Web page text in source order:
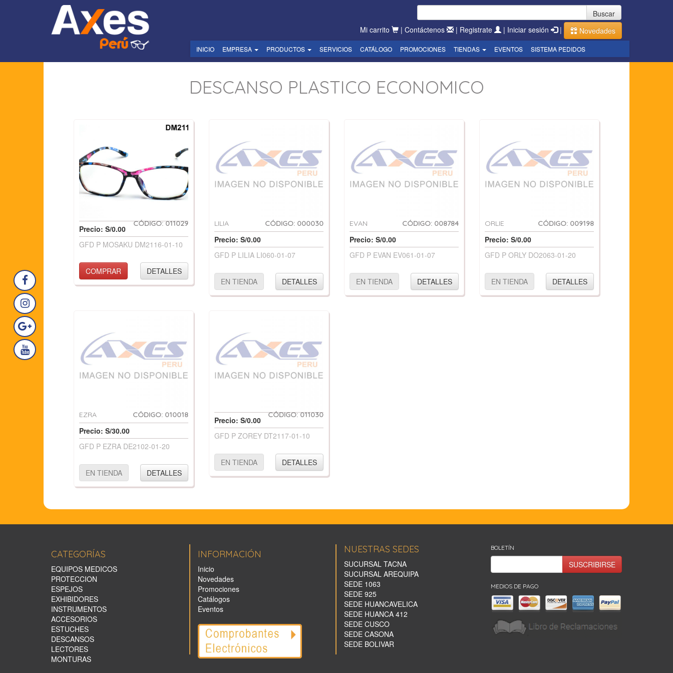
Buscar
Mi carrito
| Contáctenos | Registrate | Iniciar sesión | Novedades
INICIO EMPRESA PRODUCTOS SERVICIOS CATÁLOGO PROMOCIONES TIENDAS EVENTOS SISTEMA PEDIDOS
DESCANSO PLASTICO ECONOMICO
CÓDIGO: 011029
Precio: S/0.00
GFD P MOSAKU DM2116-01-10
COMPRAR DETALLES
LILIA CÓDIGO: 000030
Precio: S/0.00
GFD P LILIA LI060-01-07
EN TIENDA DETALLES
EVAN CÓDIGO: 008784
Precio: S/0.00
GFD P EVAN EV061-01-07
EN TIENDA DETALLES
ORLIE CÓDIGO: 009198
Precio: S/0.00
GFD P ORLY DO2063-01-20
EN TIENDA DETALLES
EZRA CÓDIGO: 010018
Precio: S/30.00
GFD P EZRA DE2102-01-20
EN TIENDA DETALLES
CÓDIGO: 011030
Precio: S/0.00
GFD P ZOREY DT2117-01-10
EN TIENDA DETALLES
CATEGORÍAS
EQUIPOS MEDICOS
PROTECCION
ESPEJOS
EXHIBIDORES
INSTRUMENTOS
ACCESORIOS
ESTUCHES
DESCANSOS
LECTORES
MONTURAS
INFORMACIÓN
Inicio
Novedades
Promociones
Catálogos
Eventos
NUESTRAS SEDES
SUCURSAL TACNA
SUCURSAL AREQUIPA
SEDE 1063
SEDE 925
SEDE HUANCAVELICA
SEDE HUANCA 412
SEDE CUSCO
SEDE CASONA
SEDE BOLIVAR
BOLETÍN
SUSCRIBIRSE
MEDIOS DE PAGO